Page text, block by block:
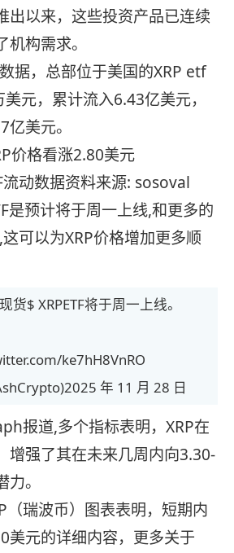
出以来，这些投资产品已连续
构需求。
据，总部位于美国的XRP etf
元，累计流入6.43亿美元，
美元。
流动数据资料来源: sosoval
是预计将于周一上线,和更多的
可以为XRP价格增加更多顺
$ XRPETF将于周一上线。
ke7hH8VnRO
年 11 月 28 日
报道,多个指标表明，XRP在
增强了其在未来几周内向3.30-
。
（瑞波币）图表表明，短期内
美元的详细内容，更多关于